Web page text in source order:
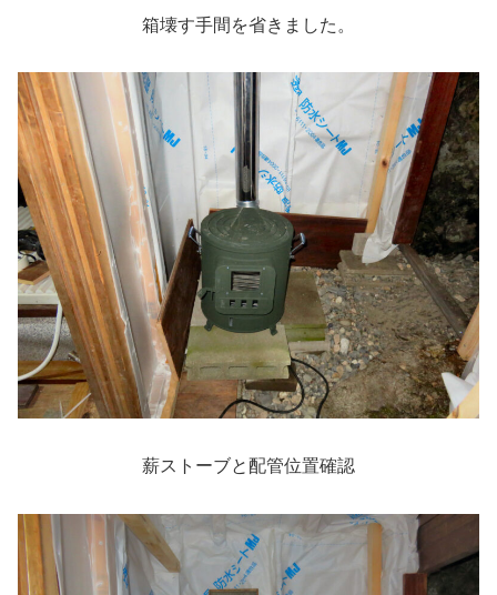
箱壊す手間を省きました。
薪ストーブと配管位置確認